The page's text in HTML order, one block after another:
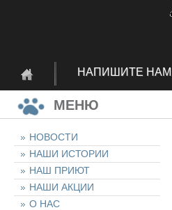
НАПИШИТЕ НАМ
МЕНЮ
НОВОСТИ
НАШИ ИСТОРИИ
НАШ ПРИЮТ
НАШИ АКЦИИ
О НАС